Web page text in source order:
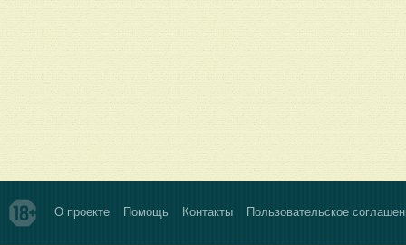
О проекте Помощь Контакты Пользовательское